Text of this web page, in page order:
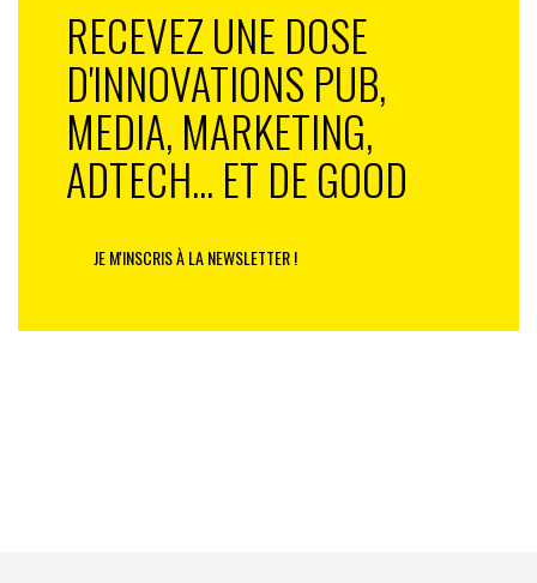
Ainsi les marques pourraient proposer des produits
hyperpersonnalisés, des systèmes d’amélioration gamifés
RECEVEZ UNE DOSE
D'INNOVATIONS PUB,
MEDIA, MARKETING,
ADTECH... ET DE GOOD
JE M'INSCRIS À LA NEWSLETTER !